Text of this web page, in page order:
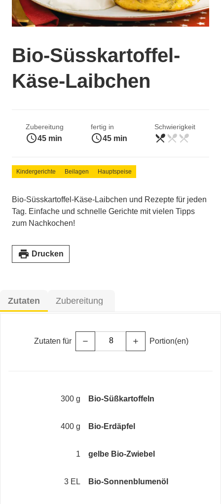
Bio-Süsskartoffel-
Käse-Laibchen
Zubereitung
access_time45 min
fertig in
access_time45 min
Schwierigkeit
leicht
restaurant_menu restaurant_menu restaurant_menu
Kindergerichte Beilagen Hauptspeise
Bio-Süsskartoffel-Käse-Laibchen und Rezepte für jeden
Tag. Einfache und schnelle Gerichte mit vielen Tipps
zum Nachkochen!
print Drucken
Zutaten Zubereitung
Zutaten für remove add Portion(en)
300 g Bio-Süßkartoffeln
400 g Bio-Erdäpfel
1 gelbe Bio-Zwiebel
3 EL Bio-Sonnenblumenöl